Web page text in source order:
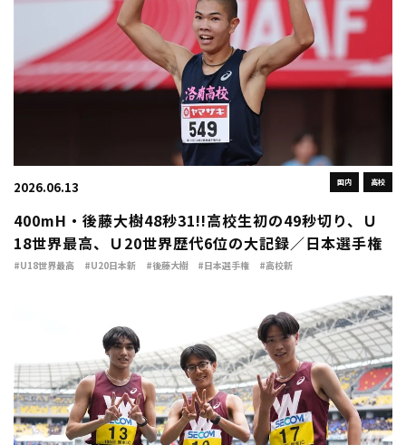
国内 高校
2026.06.13
400mH・後藤大樹48秒31!!高校生初の49秒切り、Ｕ
18世界最高、Ｕ20世界歴代6位の大記録／日本選手権
#U18世界最高 #U20日本新 #後藤大樹 #日本選手権 #高校新